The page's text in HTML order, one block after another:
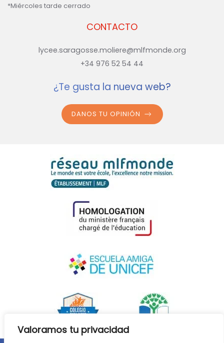
Valoramos tu privacidad
CONTACTO
lycee.saragosse.moliere@mlfmonde.org
+34 976 52 54 44
*Miércoles tarde cerrado
¿Te gusta la nueva web?
DANOS TU OPINIÓN